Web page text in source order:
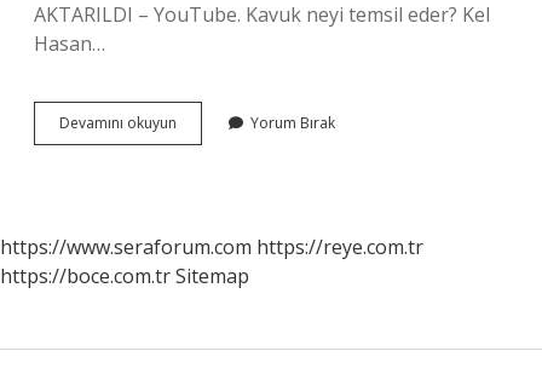
AKTARILDI – YouTube. Kavuk neyi temsil eder? Kel
Hasan…
Devamını okuyun
Teslim
Yorum Bırak
https://www.seraforum.com https://reye.com.tr
https://boce.com.trSitemap